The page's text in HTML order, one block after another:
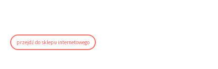
przejdź do sklepu internetowego